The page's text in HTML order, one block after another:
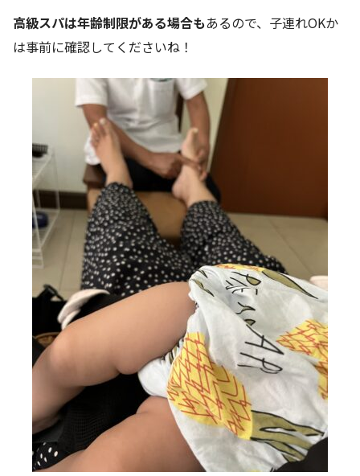
高級スパは年齢制限がある場合もあるので、子連れOKか
は事前に確認してくださいね！